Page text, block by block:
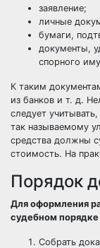
заявление;
личные
бумаги,
документы,
спорного
К таким
из банков и т. д.
следует
так называемому
средства должны
стоимость. На
Порядок
Для оформления
судебном
Собрать